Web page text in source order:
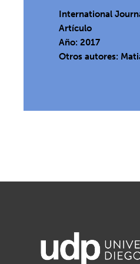
International
Artículo
Año: 2017
Otros autores: